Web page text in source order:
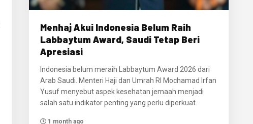
Menhaj Akui Indonesia Belum Raih
Labbaytum Award, Saudi Tetap Beri
Apresiasi
Indonesia belum meraih Labbaytum Award 2026 dari
Arab Saudi. Menteri Haji dan Umrah RI Mochamad Irfan
Yusuf menyebut aspek kesehatan jemaah menjadi
salah satu indikator penting yang perlu diperkuat.
1 month ago